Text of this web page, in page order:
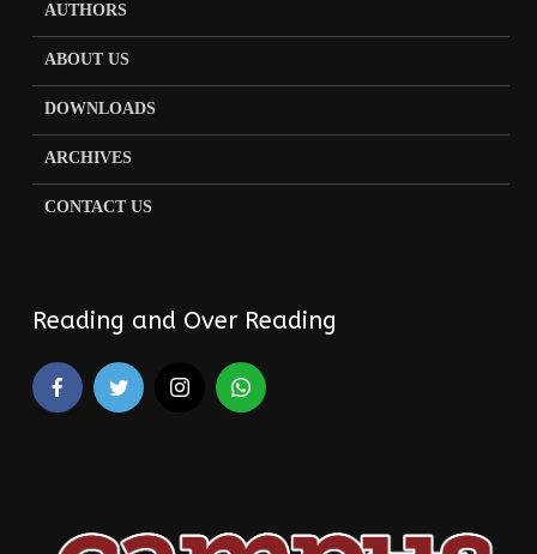
AUTHORS
ABOUT US
DOWNLOADS
ARCHIVES
CONTACT US
Reading and Over Reading